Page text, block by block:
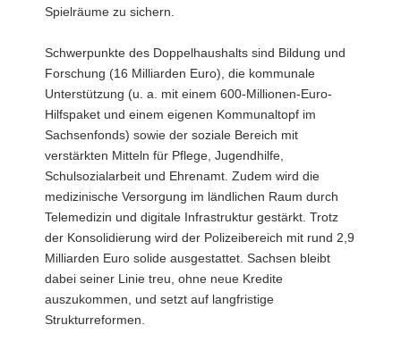
Spielräume zu sichern.
Schwerpunkte des Doppelhaushalts sind Bildung und
Forschung (16 Milliarden Euro), die kommunale
Unterstützung (u. a. mit einem 600-Millionen-Euro-
Hilfspaket und einem eigenen Kommunaltopf im
Sachsenfonds) sowie der soziale Bereich mit
verstärkten Mitteln für Pflege, Jugendhilfe,
Schulsozialarbeit und Ehrenamt. Zudem wird die
medizinische Versorgung im ländlichen Raum durch
Telemedizin und digitale Infrastruktur gestärkt. Trotz
der Konsolidierung wird der Polizeibereich mit rund 2,9
Milliarden Euro solide ausgestattet. Sachsen bleibt
dabei seiner Linie treu, ohne neue Kredite
auszukommen, und setzt auf langfristige
Strukturreformen.